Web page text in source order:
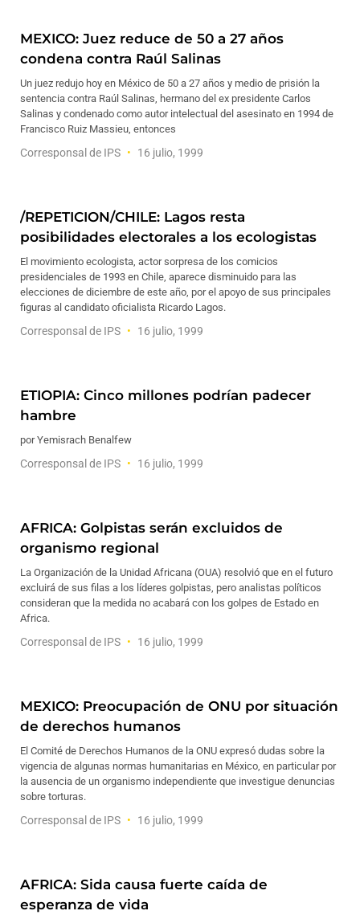
MEXICO: Juez reduce de 50 a 27 años
condena contra Raúl Salinas
Un juez redujo hoy en México de 50 a 27 años y medio de prisión la
sentencia contra Raúl Salinas, hermano del ex presidente Carlos
Salinas y condenado como autor intelectual del asesinato en 1994 de
Francisco Ruiz Massieu, entonces
Corresponsal de IPS 16 julio, 1999
/REPETICION/CHILE: Lagos resta
posibilidades electorales a los ecologistas
El movimiento ecologista, actor sorpresa de los comicios
presidenciales de 1993 en Chile, aparece disminuido para las
elecciones de diciembre de este año, por el apoyo de sus principales
figuras al candidato oficialista Ricardo Lagos.
Corresponsal de IPS 16 julio, 1999
ETIOPIA: Cinco millones podrían padecer
hambre
por Yemisrach Benalfew
Corresponsal de IPS 16 julio, 1999
AFRICA: Golpistas serán excluidos de
organismo regional
La Organización de la Unidad Africana (OUA) resolvió que en el futuro
excluirá de sus filas a los líderes golpistas, pero analistas políticos
consideran que la medida no acabará con los golpes de Estado en
Africa.
Corresponsal de IPS 16 julio, 1999
MEXICO: Preocupación de ONU por situación
de derechos humanos
El Comité de Derechos Humanos de la ONU expresó dudas sobre la
vigencia de algunas normas humanitarias en México, en particular por
la ausencia de un organismo independiente que investigue denuncias
sobre torturas.
Corresponsal de IPS 16 julio, 1999
AFRICA: Sida causa fuerte caída de
esperanza de vida